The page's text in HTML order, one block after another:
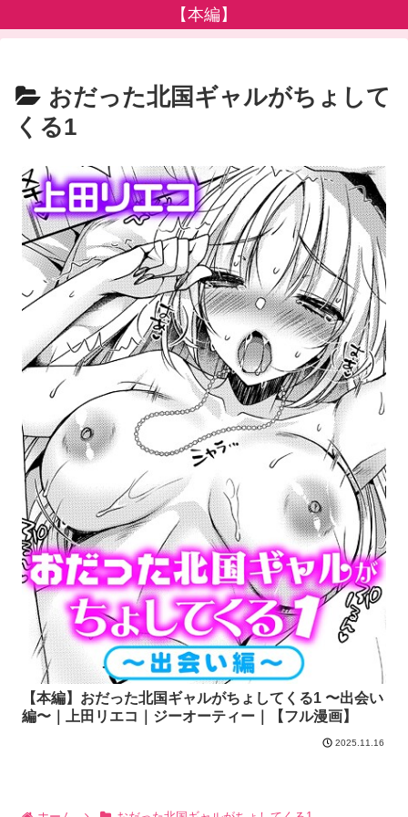
【本編】
おだった北国ギャルがちょして
くる1
【本編】おだった北国ギャルがちょしてくる1 〜出会い
編〜｜上田リエコ｜ジーオーティー｜【フル漫画】
2025.11.16